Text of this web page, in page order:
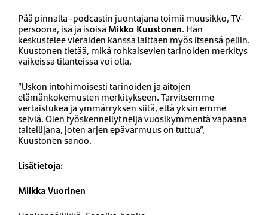
Pää pinnalla -podcastin juontajana toimii muusikko, TV-
persoona, isä ja isoisä Mikko Kuustonen. Hän
keskustelee vieraiden kanssa laittaen myös itsensä peliin.
Kuustonen tietää, mikä rohkaisevien tarinoiden merkitys
vaikeissa tilanteissa voi olla.
”Uskon intohimoisesti tarinoiden ja aitojen
elämänkokemusten merkitykseen. Tarvitsemme
vertaistukea ja ymmärryksen siitä, että yksin emme
selviä. Olen työskennellyt neljä vuosikymmentä vapaana
taiteilijana, joten arjen epävarmuus on tuttua”,
Kuustonen sanoo.
Lisätietoja:
Miikka Vuorinen